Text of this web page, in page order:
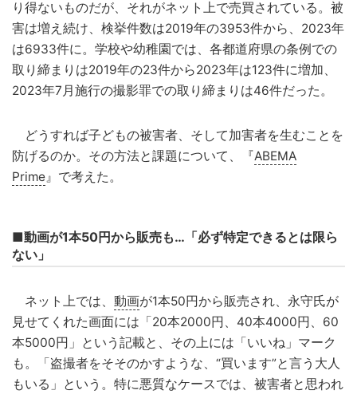
り得ないものだが、それがネット上で売買されている。被
害は増え続け、検挙件数は2019年の3953件から、2023年
は6933件に。学校や幼稚園では、各都道府県の条例での
取り締まりは2019年の23件から2023年は123件に増加、
2023年7月施行の撮影罪での取り締まりは46件だった。
どうすれば子どもの被害者、そして加害者を生むことを
防げるのか。その方法と課題について、『ABEMA
Prime』で考えた。
■動画が1本50円から販売も…「必ず特定できるとは限ら
ない」
ネット上では、 動画が1本50円から販売され、永守氏が
見せてくれた画面には「20本2000円、40本4000円、60
本5000円」という記載と、その上には「いいね」マーク
も。「盗撮者をそそのかすような、“買います”と言う大人
もいる」という。特に悪質なケースでは、被害者と思われ